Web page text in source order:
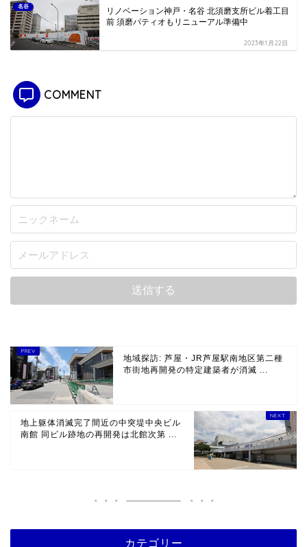
名谷
リノベーション神戸・名谷 北須磨支所ビル着工目
前 須磨パティオもリニューアル準備中
2023年1月22日
COMMENT
地域探訪: 芦屋・JR芦屋駅南地区第二種
市街地再開発の特定建築者が消滅 ...
地上躯体消滅完了間近の中突堤中央ビル
南館 同ビル跡地の再開発は北館次第 ...
カテゴリー